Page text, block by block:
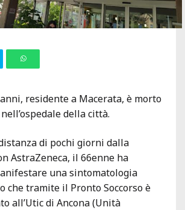
residente a Macerata, è morto
della città.
distanza di pochi giorni dalla
AstraZeneca, il 66enne ha
una sintomatologia
che tramite il Pronto Soccorso è
all’Utic di Ancona (Unità